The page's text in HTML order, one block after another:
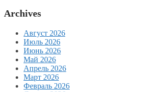
Archives
Август 2026
Июль 2026
Июнь 2026
Май 2026
Апрель 2026
Март 2026
Февраль 2026